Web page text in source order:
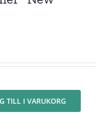
TILL I VARUKORG